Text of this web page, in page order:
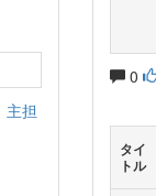
主担
0
タイ
トル